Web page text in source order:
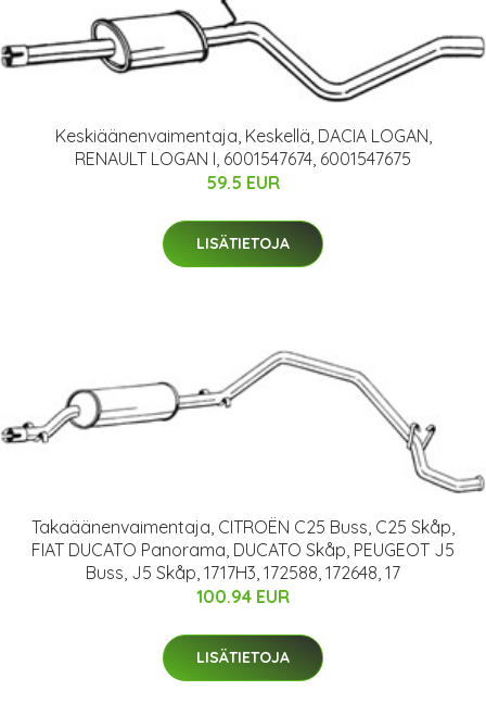
Keskiäänenvaimentaja, Keskellä, DACIA LOGAN,
RENAULT LOGAN I, 6001547674, 6001547675
59.5 EUR
LISÄTIETOJA
Takaäänenvaimentaja, CITROËN C25 Buss, C25 Skåp,
FIAT DUCATO Panorama, DUCATO Skåp, PEUGEOT J5
Buss, J5 Skåp, 1717H3, 172588, 172648, 17
100.94 EUR
LISÄTIETOJA